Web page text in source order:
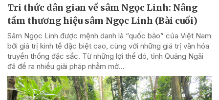
Tri thức dân gian về sâm Ngọc Linh: Nâng
tầm thương hiệu sâm Ngọc Linh (Bài cuối)
Sâm Ngọc Linh được mệnh danh là “quốc bảo” của Việt Nam
bởi giá trị kinh tế đặc biệt cao, cùng với những giá trị văn hóa
truyền thống đặc sắc. Từ những lợi thế đó, tỉnh Quảng Ngãi
đã đề ra nhiều giải pháp nhằm mở...